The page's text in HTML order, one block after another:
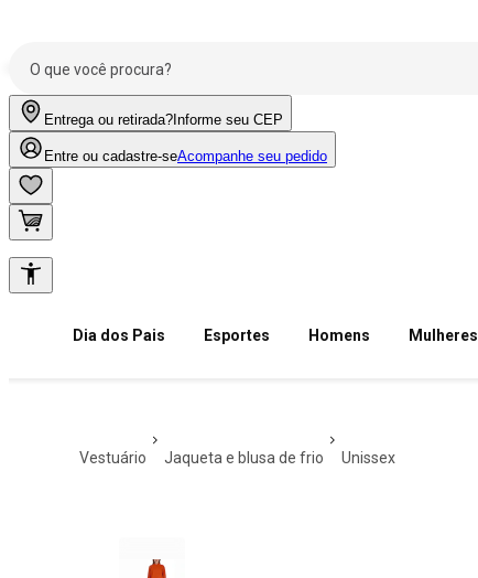
Entrega ou retirada? Informe seu CEP
Entre ou cadastre-seAcompanhe seu pedido
Dia dos Pais Esportes Homens Mulheres
vestuário jaqueta e blusa de frio unissex